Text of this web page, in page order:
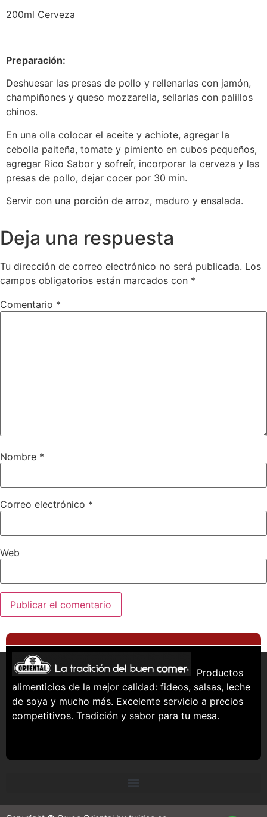
200ml Cerveza
Preparación:
Deshuesar las presas de pollo y rellenarlas con jamón,
champiñones y queso mozzarella, sellarlas con palillos
chinos.
En una olla colocar el aceite y achiote, agregar la
cebolla paiteña, tomate y pimiento en cubos pequeños,
agregar Rico Sabor y sofreír, incorporar la cerveza y las
presas de pollo, dejar cocer por 30 min.
Servir con una porción de arroz, maduro y ensalada.
Deja una respuesta
Tu dirección de correo electrónico no será publicada. Los
campos obligatorios están marcados con *
Comentario *
Nombre *
Correo electrónico *
Web
Productos
alimenticios de la mejor calidad: fideos, salsas, leche
de soya y mucho más. Excelente servicio a precios
competitivos. Tradición y sabor para tu mesa.